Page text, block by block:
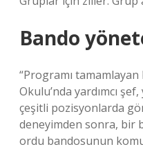
Bando
“Programı
Okulu’nda yardımcı
çeşitli pozisyonlarda
deneyimden sonra, bir
ordu bandosunun